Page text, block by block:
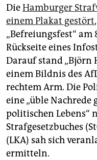
DieHamburger
einem Plakat gestört
„Befreiungsfest“
Rückseite eines
Darauf stand „Björn
einem Bildnis des
rechtem Arm. Die
eine „üble Nachrede
politischen Lebens“
Strafgesetzbuches
(LKA) sah sich
ermitteln.